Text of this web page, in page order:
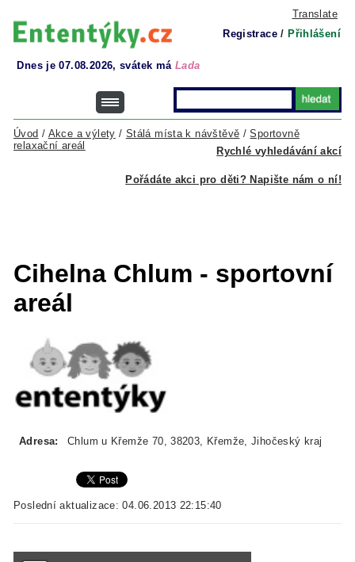
Translate
Registrace / Přihlášení
Dnes je 07.08.2026, svátek má Lada
Rychlé vyhledávání akcí
Úvod / Akce a výlety / Stálá místa k návštěvě /Sportovně
relaxační areál
Pořádáte akci pro děti? Napište nám o ní!
Cihelna Chlum - sportovní
areál
Adresa: Chlum u Křemže 70, 38203, Křemže, Jihočeský kraj
Poslední aktualizace: 04.06.2013 22:15:40